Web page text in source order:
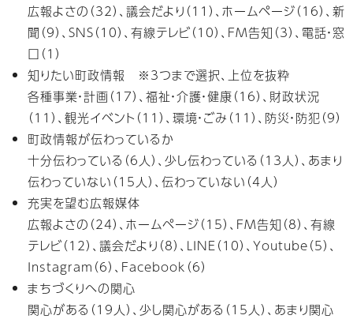
広報よさの（32）、議会だより（11）、ホームページ（16）、新
聞（9）、SNS（10）、有線テレビ（10）、FM告知（3）、電話・窓
口（1）
知りたい町政情報 ※3つまで選択、上位を抜粋
各種事業・計画（17）、福祉・介護・健康（16）、財政状況
（11）、観光イベント（11）、環境・ごみ（11）、防災・防犯（9）
町政情報が伝わっているか
十分伝わっている（6人）、少し伝わっている（13人）、あまり
伝わっていない（15人）、伝わっていない（4人）
充実を望む広報媒体
広報よさの（24）、ホームページ（15）、FM告知（8）、有線
テレビ（12）、議会だより（8）、LINE（10）、Youtube（5）、
Instagram（6）、Facebook（6）
まちづくりへの関心
関心がある（19人）、少し関心がある（15人）、あまり関心